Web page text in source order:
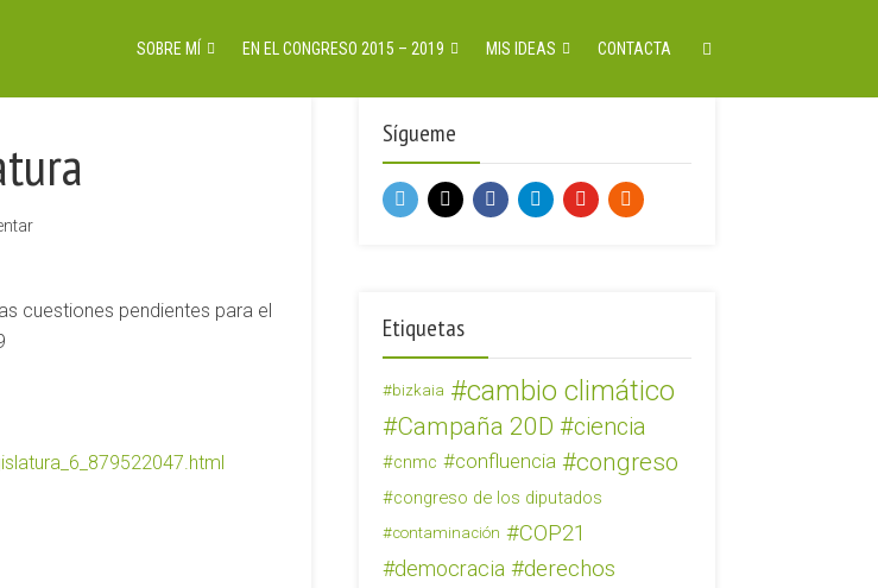
SOBRE MÍ EN EL CONGRESO 2015 – 2019 MIS IDEAS CONTACTA
cuestiones pendientes para el
Sígueme
Etiquetas
bizkaia cambio climático
Campaña 20D ciencia
cnmc confluencia congreso
congreso de los diputados
contaminación COP21
democracia derechos